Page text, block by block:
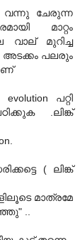
വന്നു ചേരുന്ന
മാറ്റം
വാല് മുറിച്ച
അടക്കം പലരും
പറ്റി
.ലിങ്ക്
( ലിങ്ക്
മാത്രമേ
..